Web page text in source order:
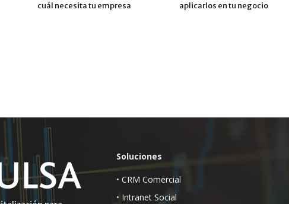
cuál necesita tu empresa
aplicarlos en tu negocio
Soluciones
• CRM Comercial
• Intranet Social